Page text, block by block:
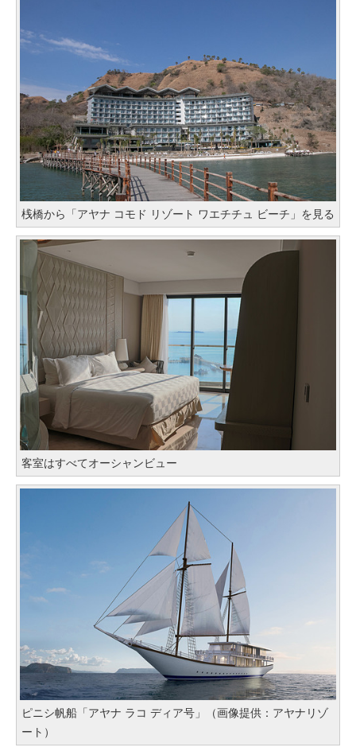
桟橋から「アヤナ コモド リゾート ワエチチュ ビーチ」を見る
客室はすべてオーシャンビュー
ピニシ帆船「アヤナ ラコ ディア号」（画像提供：アヤナリゾ
ート）